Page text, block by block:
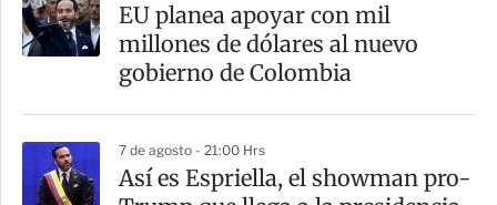
EU planea apoyar con mil
millones de dólares al nuevo
gobierno de Colombia
7 de agosto - 21:00 Hrs
Así es Espriella, el showman pro-